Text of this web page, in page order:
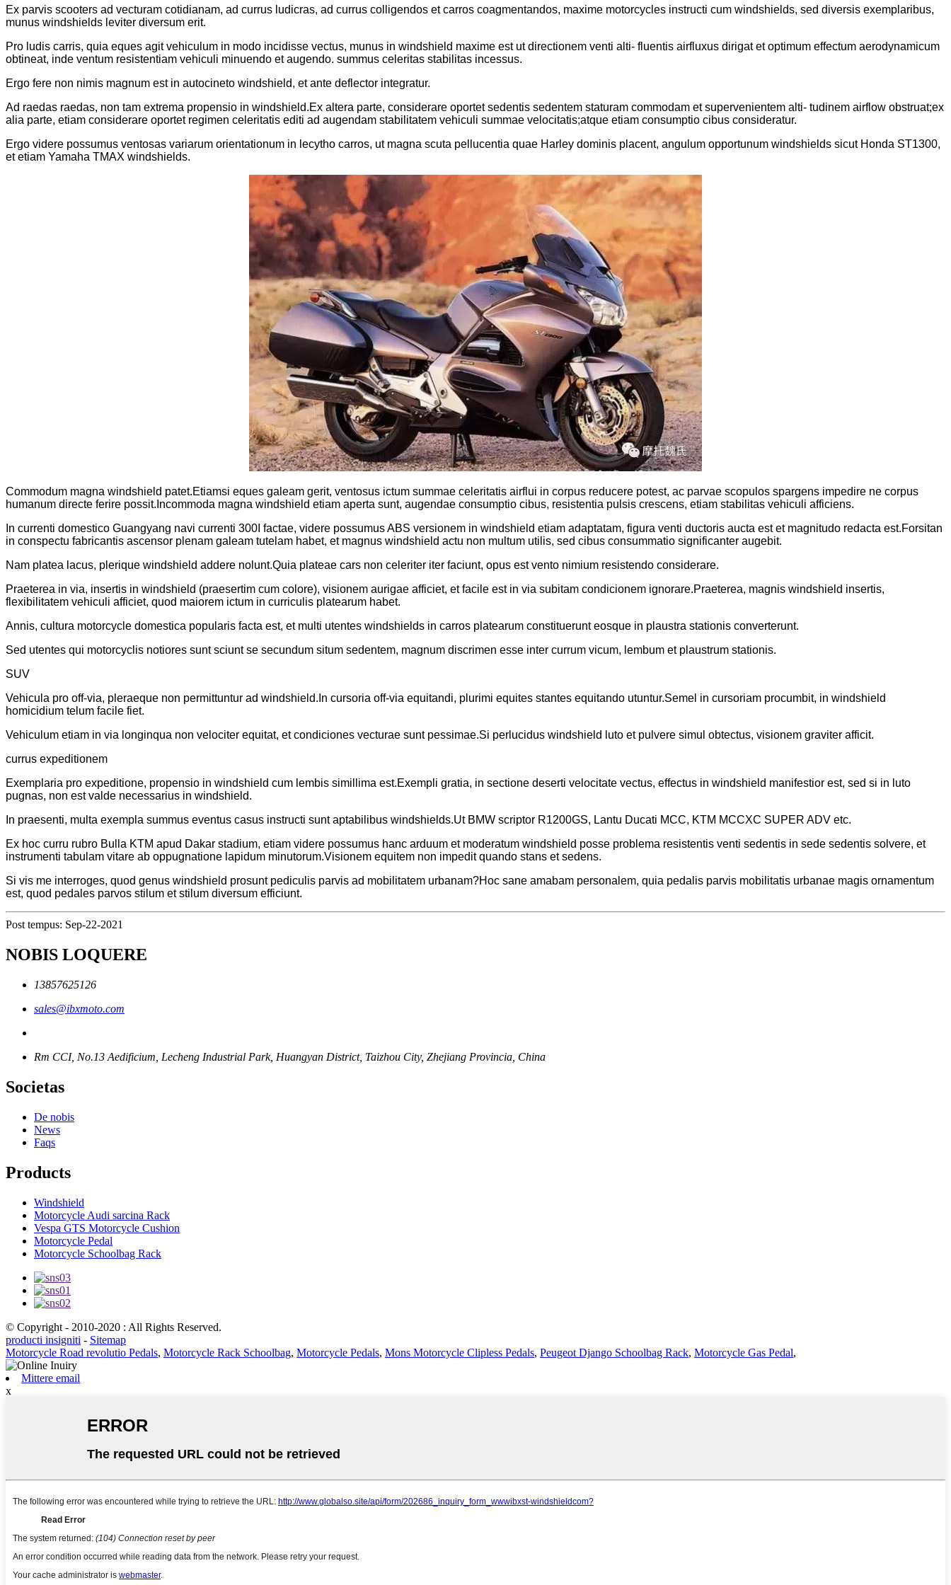
Ex parvis scooters ad vecturam cotidianam, ad currus ludicras, ad currus colligendos et carros coagmentandos, maxime motorcycles instructi cum windshields, sed diversis exemplaribus,
munus windshields leviter diversum erit.
Pro ludis carris, quia eques agit vehiculum in modo incidisse vectus, munus in windshield maxime est ut directionem venti alti- fluentis airfluxus dirigat et optimum effectum aerodynamicum
obtineat, inde ventum resistentiam vehiculi minuendo et augendo. summus celeritas stabilitas incessus.
Ergo fere non nimis magnum est in autocineto windshield, et ante deflector integratur.
Ad raedas raedas, non tam extrema propensio in windshield.Ex altera parte, considerare oportet sedentis sedentem staturam commodam et supervenientem alti- tudinem airflow obstruat;ex
alia parte, etiam considerare oportet regimen celeritatis editi ad augendam stabilitatem vehiculi summae velocitatis;atque etiam consumptio cibus consideratur.
Ergo videre possumus ventosas variarum orientationum in lecytho carros, ut magna scuta pellucentia quae Harley dominis placent, angulum opportunum windshields sicut Honda ST1300,
et etiam Yamaha TMAX windshields.
Commodum magna windshield patet.Etiamsi eques galeam gerit, ventosus ictum summae celeritatis airflui in corpus reducere potest, ac parvae scopulos spargens impedire ne corpus
humanum directe ferire possit.Incommoda magna windshield etiam aperta sunt, augendae consumptio cibus, resistentia pulsis crescens, etiam stabilitas vehiculi afficiens.
In currenti domestico Guangyang navi currenti 300I factae, videre possumus ABS versionem in windshield etiam adaptatam, figura venti ductoris aucta est et magnitudo redacta est.Forsitan
in conspectu fabricantis ascensor plenam galeam tutelam habet, et magnus windshield actu non multum utilis, sed cibus consummatio significanter augebit.
Nam platea lacus, plerique windshield addere nolunt.Quia plateae cars non celeriter iter faciunt, opus est vento nimium resistendo considerare.
Praeterea in via, insertis in windshield (praesertim cum colore), visionem aurigae afficiet, et facile est in via subitam condicionem ignorare.Praeterea, magnis windshield insertis,
flexibilitatem vehiculi afficiet, quod maiorem ictum in curriculis platearum habet.
Annis, cultura motorcycle domestica popularis facta est, et multi utentes windshields in carros platearum constituerunt eosque in plaustra stationis converterunt.
Sed utentes qui motorcyclis notiores sunt sciunt se secundum situm sedentem, magnum discrimen esse inter currum vicum, lembum et plaustrum stationis.
SUV
Vehicula pro off-via, pleraeque non permittuntur ad windshield.In cursoria off-via equitandi, plurimi equites stantes equitando utuntur.Semel in cursoriam procumbit, in windshield
homicidium telum facile fiet.
Vehiculum etiam in via longinqua non velociter equitat, et condiciones vecturae sunt pessimae.Si perlucidus windshield luto et pulvere simul obtectus, visionem graviter afficit.
currus expeditionem
Exemplaria pro expeditione, propensio in windshield cum lembis simillima est.Exempli gratia, in sectione deserti velocitate vectus, effectus in windshield manifestior est, sed si in luto
pugnas, non est valde necessarius in windshield.
In praesenti, multa exempla summus eventus casus instructi sunt aptabilibus windshields.Ut BMW scriptor R1200GS, Lantu Ducati MCC, KTM MCCXC SUPER ADV etc.
Ex hoc curru rubro Bulla KTM apud Dakar stadium, etiam videre possumus hanc arduum et moderatum windshield posse problema resistentis venti sedentis in sede sedentis solvere, et
instrumenti tabulam vitare ab oppugnatione lapidum minutorum.Visionem equitem non impedit quando stans et sedens.
Si vis me interroges, quod genus windshield prosunt pediculis parvis ad mobilitatem urbanam?Hoc sane amabam personalem, quia pedalis parvis mobilitatis urbanae magis ornamentum
est, quod pedales parvos stilum et stilum diversum efficiunt.
Post tempus: Sep-22-2021
NOBIS LOQUERE
13857625126
sales@ibxmoto.com
Rm CCI, No.13 Aedificium, Lecheng Industrial Park, Huangyan District, Taizhou City, Zhejiang Provincia, China
Societas
De nobis
News
Faqs
Products
Windshield
Motorcycle Audi sarcina Rack
Vespa GTS Motorcycle Cushion
Motorcycle Pedal
Motorcycle Schoolbag Rack
© Copyright - 2010-2020 : All Rights Reserved.
producti insigniti - Sitemap
Motorcycle Road revolutio Pedals, Motorcycle Rack Schoolbag, Motorcycle Pedals, Mons Motorcycle Clipless Pedals, Peugeot Django Schoolbag Rack, Motorcycle Gas Pedal,
Mittere email
x